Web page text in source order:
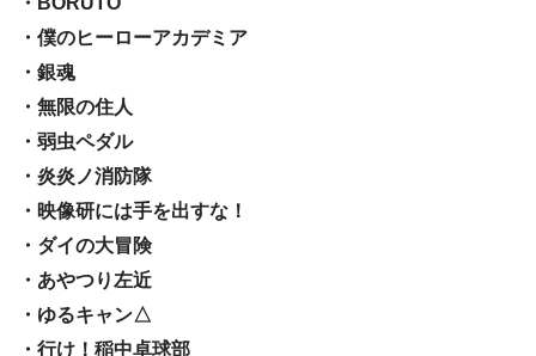
・僕のヒーローアカデミア
・銀魂
・無限の住人
・弱虫ペダル
・炎炎ノ消防隊
・映像研には手を出すな！
・ダイの大冒険
・あやつり左近
・ゆるキャン△
・行け！稲中卓球部